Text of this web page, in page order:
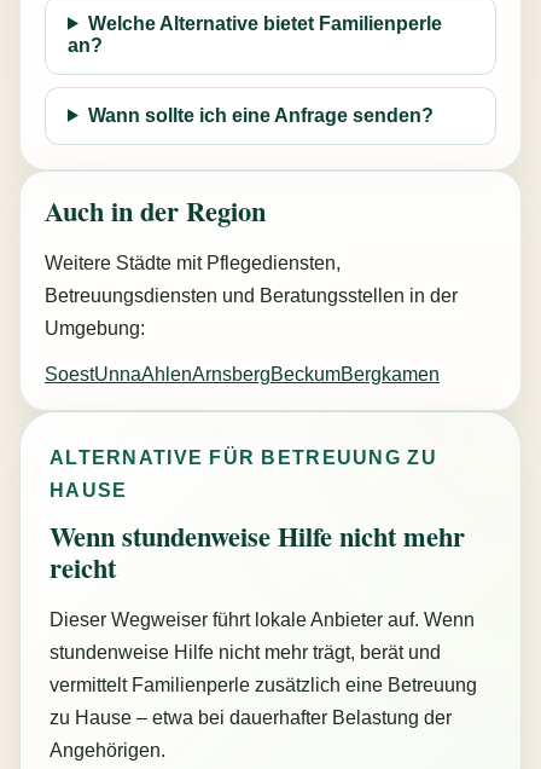
Welche Alternative bietet Familienperle
an?
Wann sollte ich eine Anfrage senden?
Auch in der Region
Weitere Städte mit Pflegediensten,
Betreuungsdiensten und Beratungsstellen in der
Umgebung:
SoestUnnaAhlenArnsbergBeckumBergkamen
ALTERNATIVE FÜR BETREUUNG ZU
HAUSE
Wenn stundenweise Hilfe nicht mehr
reicht
Dieser Wegweiser führt lokale Anbieter auf. Wenn
stundenweise Hilfe nicht mehr trägt, berät und
vermittelt Familienperle zusätzlich eine Betreuung
zu Hause – etwa bei dauerhafter Belastung der
Angehörigen.